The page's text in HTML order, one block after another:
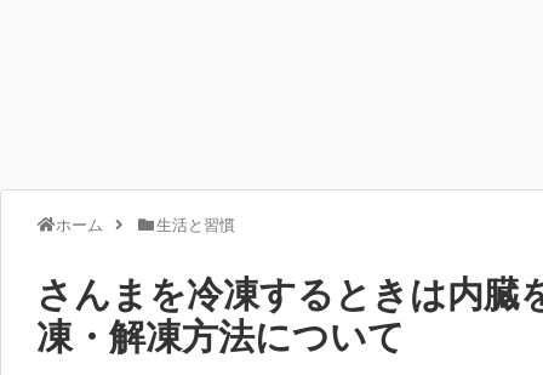
ホーム 生活と習慣
さんまを冷凍するときは内臓
凍・解凍方法について